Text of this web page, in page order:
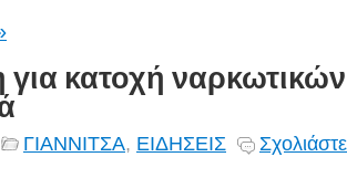
κατοχή
ΓΙΑΝΝΙΤΣΑ, ΕΙΔΗΣΕΙΣ